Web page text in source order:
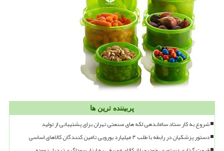
پربیننده ترین ها
شروع به کار ستاد ساماندهی لکه های صنعتی تهران برای پشتیبانی از تولید
دستور پزشکیان در رابطه با طلب ۴ میلیارد یورویی تامین کنندگان کالاهای اساسی